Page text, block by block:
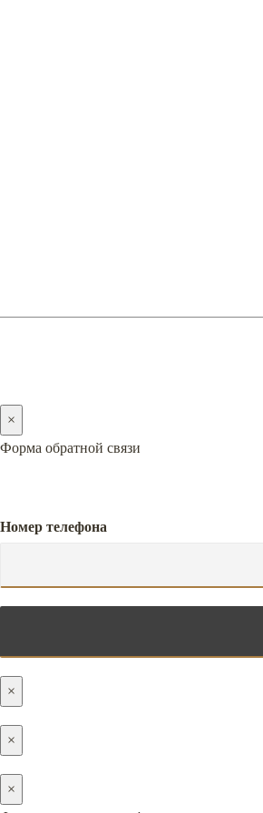
×
Форма обратной связи
Номер телефона
×
×
×